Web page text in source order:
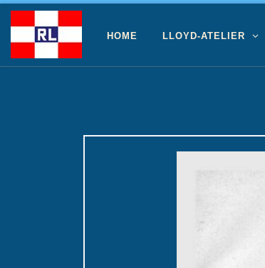
Ga naar inhoud
HOME LLOYD-ATELIER